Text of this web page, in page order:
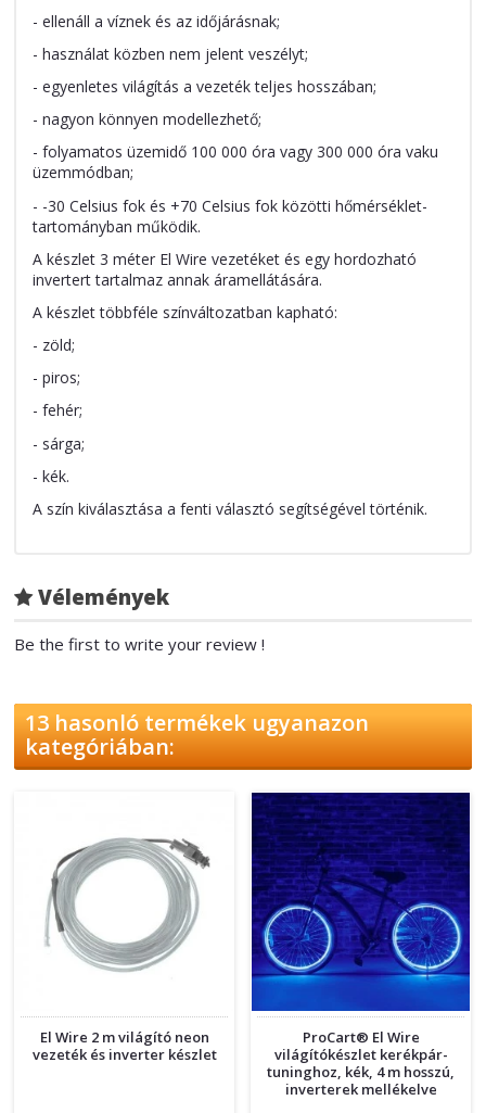
- ellenáll a víznek és az időjárásnak;
- használat közben nem jelent veszélyt;
- egyenletes világítás a vezeték teljes hosszában;
- nagyon könnyen modellezhető;
- folyamatos üzemidő 100 000 óra vagy 300 000 óra vaku
üzemmódban;
- -30 Celsius fok és +70 Celsius fok közötti hőmérséklet-
tartományban működik.
A készlet 3 méter El Wire vezetéket és egy hordozható
invertert tartalmaz annak áramellátására.
A készlet többféle színváltozatban kapható:
- zöld;
- piros;
- fehér;
- sárga;
- kék.
A szín kiválasztása a fenti választó segítségével történik.
Vélemények
Be the first to write your review !
13 hasonló termékek ugyanazon
kategóriában:
El Wire 2 m világító neon
vezeték és inverter készlet
ProCart® El Wire
világítókészlet kerékpár-
tuninghoz, kék, 4 m hosszú,
inverterek mellékelve